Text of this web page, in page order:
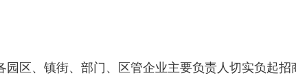
园区、镇街、部门、区管企业主要负责人切实负起